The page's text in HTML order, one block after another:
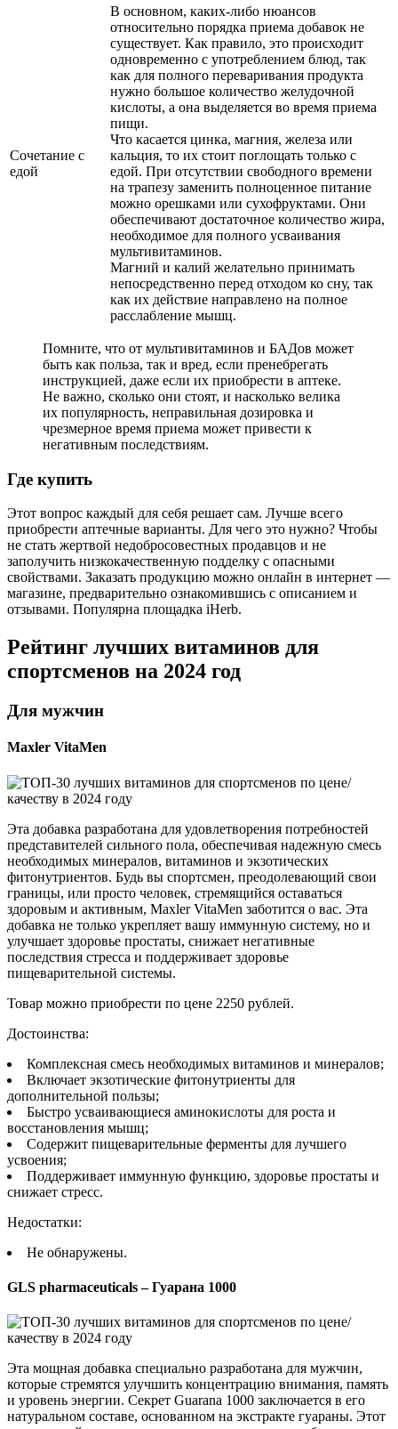
Сочетание с
едой
В основном, каких-либо нюансов
относительно порядка приема добавок не
существует. Как правило, это происходит
одновременно с употреблением блюд, так
как для полного переваривания продукта
нужно большое количество желудочной
кислоты, а она выделяется во время приема
пищи.
Что касается цинка, магния, железа или
кальция, то их стоит поглощать только с
едой. При отсутствии свободного времени
на трапезу заменить полноценное питание
можно орешками или сухофруктами. Они
обеспечивают достаточное количество жира,
необходимое для полного усваивания
мультивитаминов.
Магний и калий желательно принимать
непосредственно перед отходом ко сну, так
как их действие направлено на полное
расслабление мышц.
Помните, что от мультивитаминов и БАДов может
быть как польза, так и вред, если пренебрегать
инструкцией, даже если их приобрести в аптеке.
Не важно, сколько они стоят, и насколько велика
их популярность, неправильная дозировка и
чрезмерное время приема может привести к
негативным последствиям.
Где купить
Этот вопрос каждый для себя решает сам. Лучше всего
приобрести аптечные варианты. Для чего это нужно? Чтобы
не стать жертвой недобросовестных продавцов и не
заполучить низкокачественную подделку с опасными
свойствами. Заказать продукцию можно онлайн в интернет —
магазине, предварительно ознакомившись с описанием и
отзывами. Популярна площадка iHerb.
Рейтинг лучших витаминов для
спортсменов на 2024 год
Для мужчин
Maxler VitaMen
Эта добавка разработана для удовлетворения потребностей
представителей сильного пола, обеспечивая надежную смесь
необходимых минералов, витаминов и экзотических
фитонутриентов. Будь вы спортсмен, преодолевающий свои
границы, или просто человек, стремящийся оставаться
здоровым и активным, Maxler VitaMen заботится о вас. Эта
добавка не только укрепляет вашу иммунную систему, но и
улучшает здоровье простаты, снижает негативные
последствия стресса и поддерживает здоровье
пищеварительной системы.
Товар можно приобрести по цене 2250 рублей.
Достоинства:
Комплексная смесь необходимых витаминов и минералов;
Включает экзотические фитонутриенты для
дополнительной пользы;
Быстро усваивающиеся аминокислоты для роста и
восстановления мышц;
Содержит пищеварительные ферменты для лучшего
усвоения;
Поддерживает иммунную функцию, здоровье простаты и
снижает стресс.
Недостатки:
Не обнаружены.
GLS pharmaceuticals – Гуарана 1000
Эта мощная добавка специально разработана для мужчин,
которые стремятся улучшить концентрацию внимания, память
и уровень энергии. Секрет Guarana 1000 заключается в его
натуральном составе, основанном на экстракте гуараны. Этот